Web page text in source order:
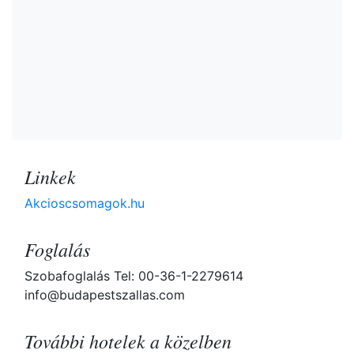
Linkek
Akcioscsomagok.hu
Foglalás
Szobafoglalás Tel: 00-36-1-2279614
info@budapestszallas.com
További hotelek a közelben